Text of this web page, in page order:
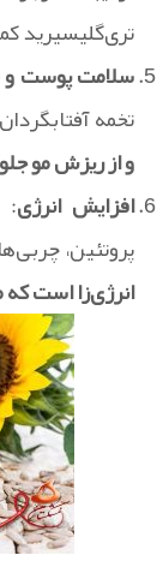
تری‌گلیسیرید
سلامت پوست و
تخمه آفتابگردان
و از ریزش مو
افزایش انرژی:
پروتئین،
انرژی‌زا است